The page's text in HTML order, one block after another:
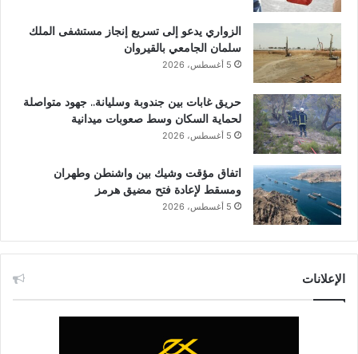
الزواري يدعو إلى تسريع إنجاز مستشفى الملك
سلمان الجامعي بالقيروان
5 أغسطس، 2026
حريق غابات بين جندوبة وسليانة.. جهود متواصلة
لحماية السكان وسط صعوبات ميدانية
5 أغسطس، 2026
اتفاق مؤقت وشيك بين واشنطن وطهران
ومسقط لإعادة فتح مضيق هرمز
5 أغسطس، 2026
الإعلانات